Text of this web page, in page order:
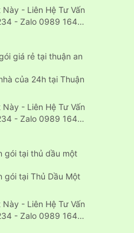
Này - Liên Hệ Tư Vấn
- Zalo 0989 164…
của 24h tại Thuận
Này - Liên Hệ Tư Vấn
- Zalo 0989 164…
gói tại Thủ Dầu Một
Này - Liên Hệ Tư Vấn
- Zalo 0989 164…